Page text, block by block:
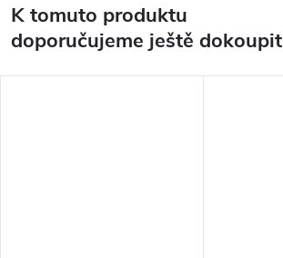
K tomuto produktu
doporučujeme ještě dokoupit